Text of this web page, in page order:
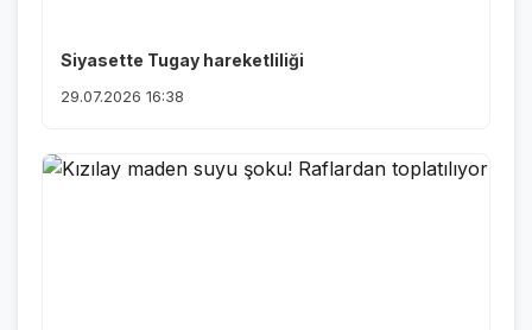
Siyasette Tugay hareketliliği
29.07.2026 16:38